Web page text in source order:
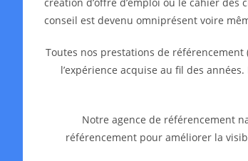
conseil est devenu omniprésent voire
Toutes nos prestations de référencement
l’expérience acquise au fil des
Notre agence de référencement
référencement pour améliorer la